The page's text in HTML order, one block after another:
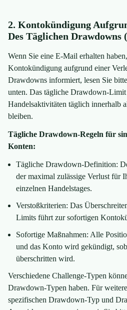
2. Kontokündigung
Des Täglichen Drawdowns
Wenn Sie eine E-Mail erhalten
Kontokündigung aufgrund einer
Drawdowns informiert, lesen Sie
unten. Das tägliche Drawdown-Limit
Handelsaktivitäten täglich innerhalb
bleiben.
Tägliche Drawdown-Regeln für
Konten:
Tägliche Drawdown-Definition:
der maximal zulässige Verlust für
einzelnen Handelstages.
Verstoßkriterien: Das
Limits führt zur sofortigen
Sofortige Maßnahmen: Alle
und das Konto wird gekündigt,
überschritten wird.
Verschiedene Challenge-Typen
Drawdown-Typen haben. Für
spezifischen Drawdown-Typ und